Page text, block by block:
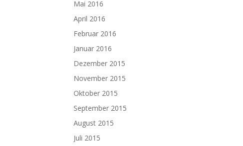
Mai 2016
April 2016
Februar 2016
Januar 2016
Dezember 2015
November 2015
Oktober 2015
September 2015
August 2015
Juli 2015